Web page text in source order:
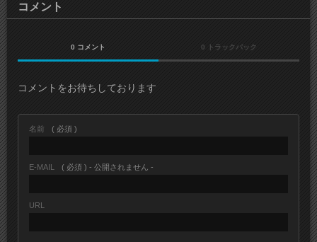
コメント
0 コメント 0 トラックバック
コメントをお待ちしております
名前 ( 必須 )
E-MAIL ( 必須 ) - 公開されません -
URL